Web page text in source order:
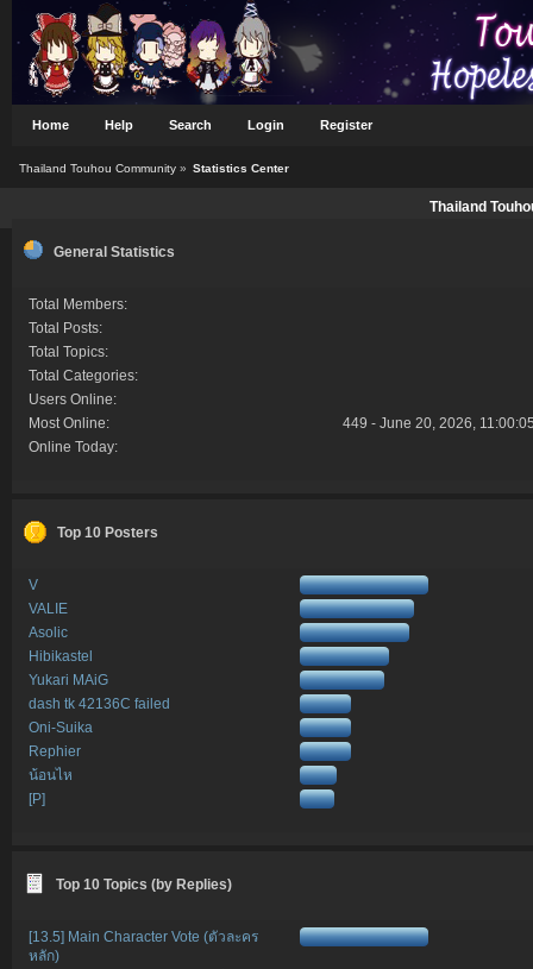
Home Help Search Login Register
Thailand Touhou Community» Statistics Center
Thailand
General Statistics
Total Members:
Total Posts:
Total Topics:
Total Categories:
Users Online:
Most Online:
449 - June 20, 2026,
Online Today:
Top 10 Posters
V
VALIE
Asolic
Hibikastel
Yukari MAiG
dash tk 42136C failed
Oni-Suika
Rephier
น้อนไห
[P]
Top 10 Topics (by Replies)
[13.5] Main Character Vote (ตัวละคร
หลัก)